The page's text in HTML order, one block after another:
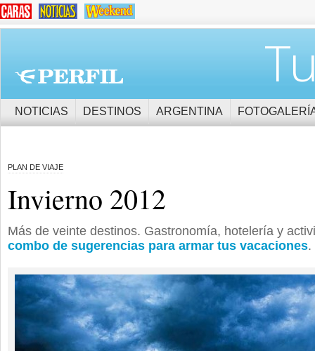
NOTICIAS DESTINOS ARGENTINA
PLAN DE VIAJE
Invierno 2012
Más de veinte destinos. Gastronomía, hotelería y
combo de sugerencias para armar tus vacaciones.